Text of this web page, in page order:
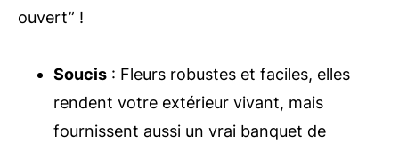
ouvert” !
Soucis : Fleurs robustes et faciles, elles
rendent votre extérieur vivant, mais
fournissent aussi un vrai banquet de